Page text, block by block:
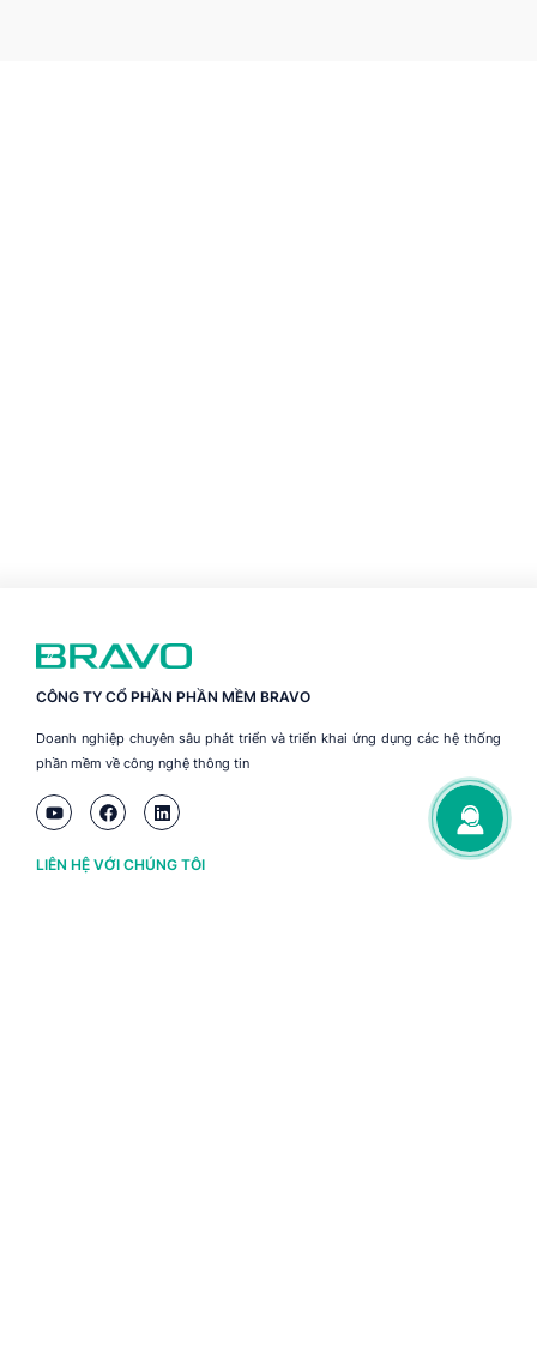
CÔNG TY CỔ PHẦN PHẦN MỀM BRAVO
Doanh nghiệp chuyên sâu phát triển và triển khai ứng dụng các hệ thống
phần mềm về công nghệ thông tin
LIÊN HỆ VỚI CHÚNG TÔI